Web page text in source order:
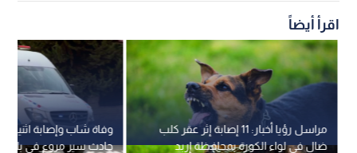
اقرأ أيضاً
وفاة شاب وإصابة اثنين
حادث سير مروع في
مراسل رؤيا أخبار: 11 إصابة إثر عقر كلب
ضال في لواء الكورة بمحافظة إربد